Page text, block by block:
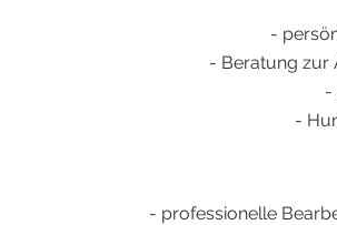
-
- Beratung zur
-
-
- professionelle